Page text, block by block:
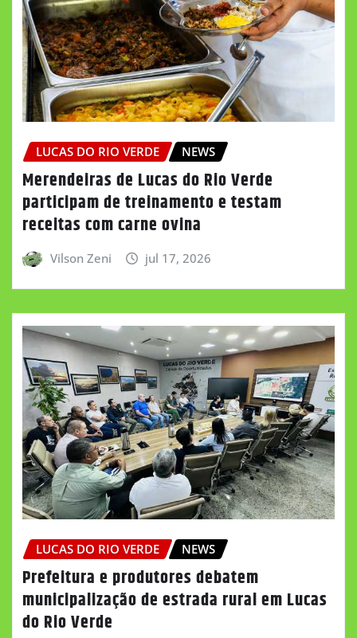
LUCAS DO RIO VERDE NEWS
Merendeiras de Lucas do Rio Verde
participam de treinamento e testam
receitas com carne ovina
Vilson Zeni jul 17, 2026
LUCAS DO RIO VERDE NEWS
Prefeitura e produtores debatem
municipalização de estrada rural em Lucas
do Rio Verde